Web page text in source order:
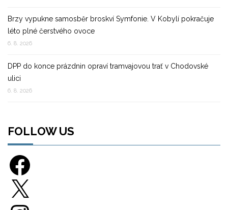
Brzy vypukne samosběr broskví Symfonie. V Kobylí pokračuje
léto plné čerstvého ovoce
6. 8. 2026
DPP do konce prázdnin opraví tramvajovou trať v Chodovské
ulici
6. 8. 2026
FOLLOW US
Facebook
Instagram